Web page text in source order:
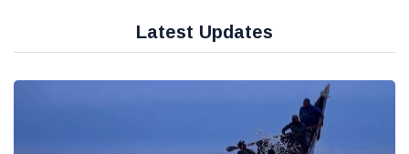
Latest Updates